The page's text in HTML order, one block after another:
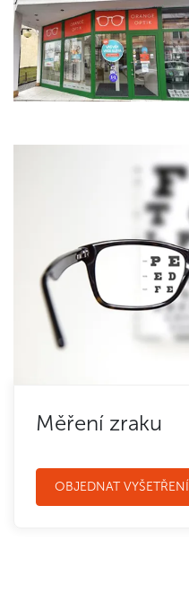
Měření zraku
OBJEDNAT VYŠETŘENÍ